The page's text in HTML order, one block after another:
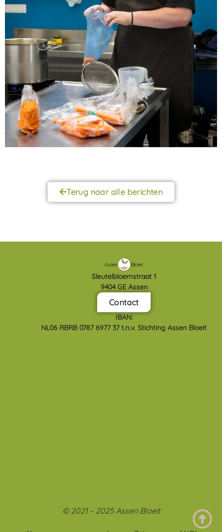
Terug naar alle berichten
Sleutelbloemstraat 1
9404 GE Assen
Contact
IBAN:
NL06 RBRB 0787 6977 37 t.n.v. Stichting Assen Bloeit
© 2021 – 2025 Assen Bloeit